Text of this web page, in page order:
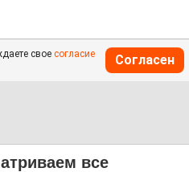
свое согласие
Согласен
все